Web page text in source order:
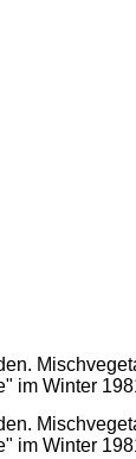
im Winter
im Winter